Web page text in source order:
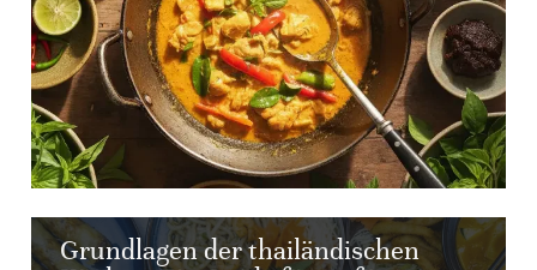
Grundlagen der thailändischen